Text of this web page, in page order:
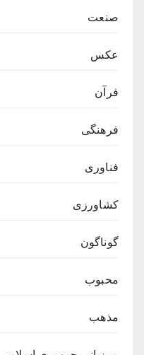
صنعت
عکس
فرآن
فرهنگی
فناوری
کشاورزی
گوناگون
محبوب
مذهب